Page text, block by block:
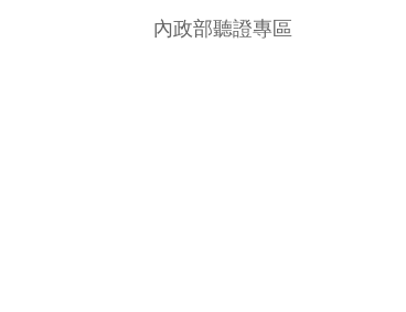
內政部聽證專區